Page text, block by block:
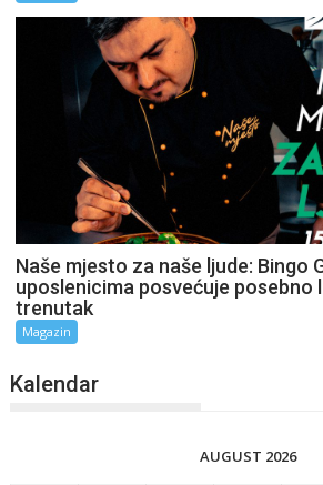
Naše mjesto za naše ljude: Bingo
uposlenicima posvećuje posebno
trenutak
Magazin
Kalendar
AUGUST 2026